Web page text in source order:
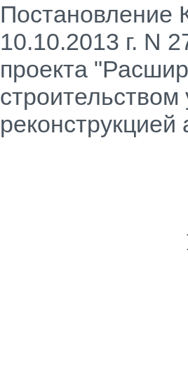
Постановление
10.10.2013 г. N
проекта
реконструкцией